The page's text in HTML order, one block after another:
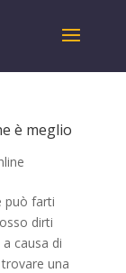
è meglio
può farti
dirti
causa di
una